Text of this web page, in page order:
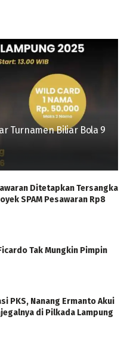
Turnamen Biliar Bola 9
Ditetapkan Tersangka
SPAM Pesawaran Rp8
Tak Mungkin Pimpin
PKS, Nanang Ermanto Akui
di Pilkada Lampung